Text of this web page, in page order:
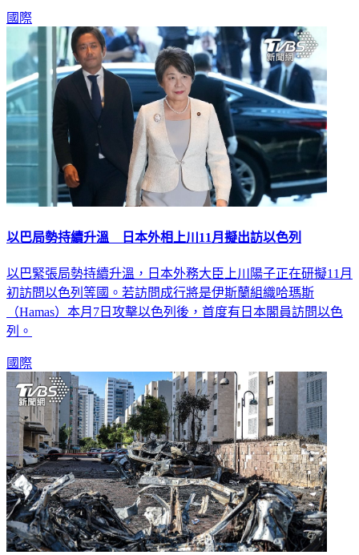
國際
以巴局勢持續升溫 日本外相上川11月擬出訪以色列
以巴緊張局勢持續升溫，日本外務大臣上川陽子正在研擬11月
初訪問以色列等國。若訪問成行將是伊斯蘭組織哈瑪斯
（Hamas）本月7日攻擊以色列後，首度有日本閣員訪問以色
列。
國際